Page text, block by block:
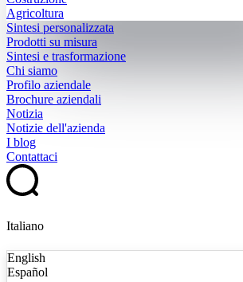
Agricoltura
Sintesi personalizzata
Prodotti su misura
Sintesi e trasformazione
Chi siamo
Profilo aziendale
Brochure aziendali
Notizia
Notizie dell'azienda
I blog
Contattaci
Italiano
English
Español